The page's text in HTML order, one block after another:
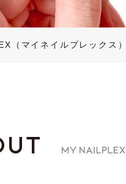
（マイネイルプレックス